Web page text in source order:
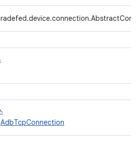
AdbTcpConnection